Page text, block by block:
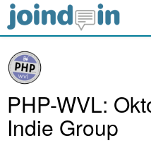
PHP-WVL:
Indie Group